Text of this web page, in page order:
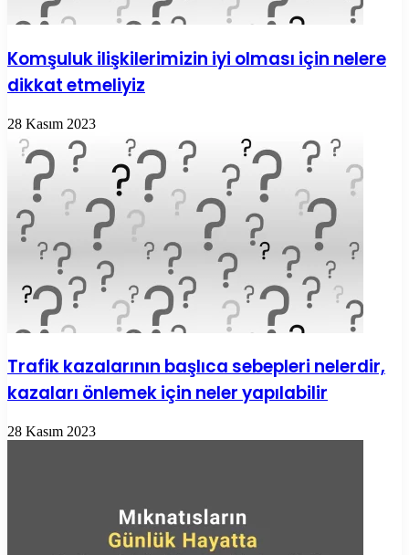
Komşuluk ilişkilerimizin iyi olması için nelere
dikkat etmeliyiz
28 Kasım 2023
Trafik kazalarının başlıca sebepleri nelerdir,
kazaları önlemek için neler yapılabilir
28 Kasım 2023